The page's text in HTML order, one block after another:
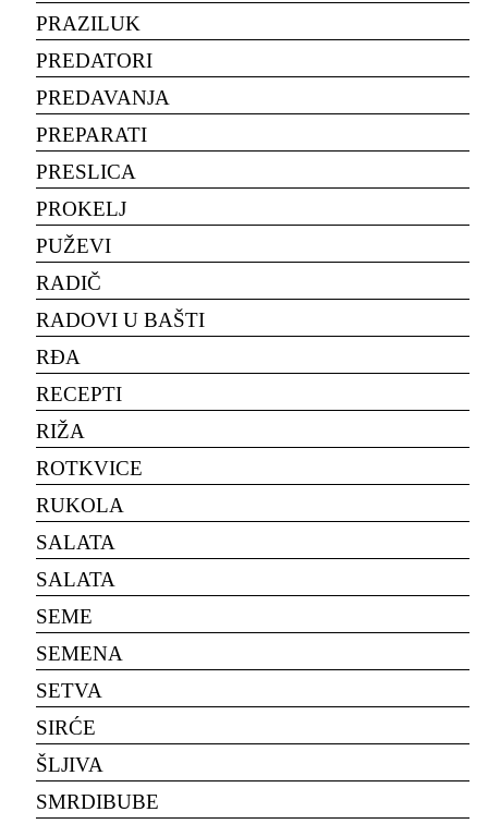
PRAZILUK
PREDATORI
PREDAVANJA
PREPARATI
PRESLICA
PROKELJ
PUŽEVI
RADIČ
RADOVI U BAŠTI
RĐA
RECEPTI
RIŽA
ROTKVICE
RUKOLA
SALATA
SALATA
SEME
SEMENA
SETVA
SIRĆE
ŠLJIVA
SMRDIBUBE